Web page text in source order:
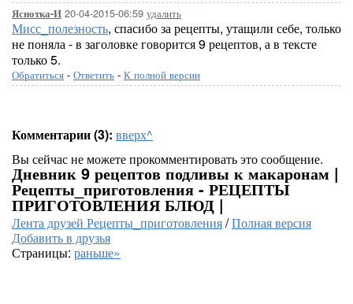
Яснотка-И 20-04-2015-06:59 удалить
Мисс_полезность, спасибо за рецепты, утащили себе, только
не поняла - в заголовке говорится 9 рецептов, а в тексте
только 5.
Обратиться - Ответить - К полной версии
Комментарии (3): вверх^
Вы сейчас не можете прокомментировать это сообщение.
Дневник 9 рецептов подливы к макаронам |
Рецепты_приготовления - РЕЦЕПТЫ
ПРИГОТОВЛЕНИЯ БЛЮД |
Лента друзей Рецепты_приготовления/Полная версия
Добавить в друзья
Страницы: раньше»